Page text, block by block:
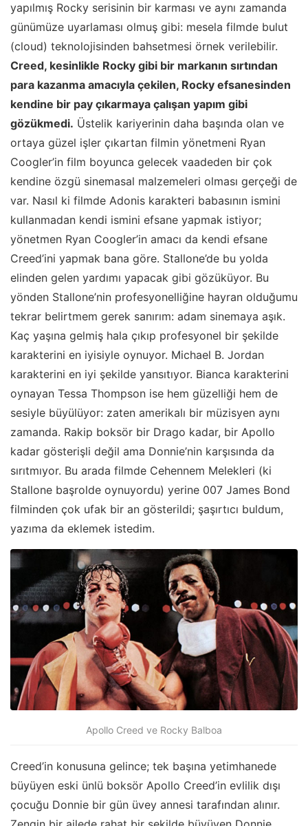
yapılmış Rocky serisinin bir karması ve aynı zamanda
günümüze uyarlaması olmuş gibi: mesela filmde bulut
(cloud) teknolojisinden bahsetmesi örnek verilebilir.
Creed, kesinlikle Rocky gibi bir markanın sırtından
para kazanma amacıyla çekilen, Rocky efsanesinden
kendine bir pay çıkarmaya çalışan yapım gibi
gözükmedi. Üstelik kariyerinin daha başında olan ve
ortaya güzel işler çıkartan filmin yönetmeni Ryan
Coogler’in film boyunca gelecek vaadeden bir çok
kendine özgü sinemasal malzemeleri olması gerçeği de
var. Nasıl ki filmde Adonis karakteri babasının ismini
kullanmadan kendi ismini efsane yapmak istiyor;
yönetmen Ryan Coogler’in amacı da kendi efsane
Creed’ini yapmak bana göre. Stallone’de bu yolda
elinden gelen yardımı yapacak gibi gözüküyor. Bu
yönden Stallone’nin profesyonelliğine hayran olduğumu
tekrar belirtmem gerek sanırım: adam sinemaya aşık.
Kaç yaşına gelmiş hala çıkıp profesyonel bir şekilde
karakterini en iyisiyle oynuyor. Michael B. Jordan
karakterini en iyi şekilde yansıtıyor. Bianca karakterini
oynayan Tessa Thompson ise hem güzelliği hem de
sesiyle büyülüyor: zaten amerikalı bir müzisyen aynı
zamanda. Rakip boksör bir Drago kadar, bir Apollo
kadar gösterişli değil ama Donnie’nin karşısında da
sırıtmıyor. Bu arada filmde Cehennem Melekleri (ki
Stallone başrolde oynuyordu) yerine 007 James Bond
filminden çok ufak bir an gösterildi; şaşırtıcı buldum,
yazıma da eklemek istedim.
Apollo Creed ve Rocky Balboa
Creed’in konusuna gelince; tek başına yetimhanede
büyüyen eski ünlü boksör Apollo Creed’in evlilik dışı
çocuğu Donnie bir gün üvey annesi tarafından alınır.